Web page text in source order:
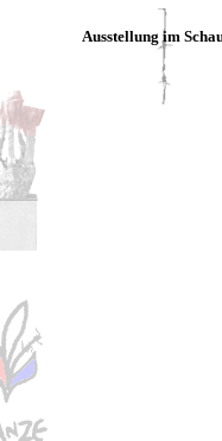
Ausstellung im